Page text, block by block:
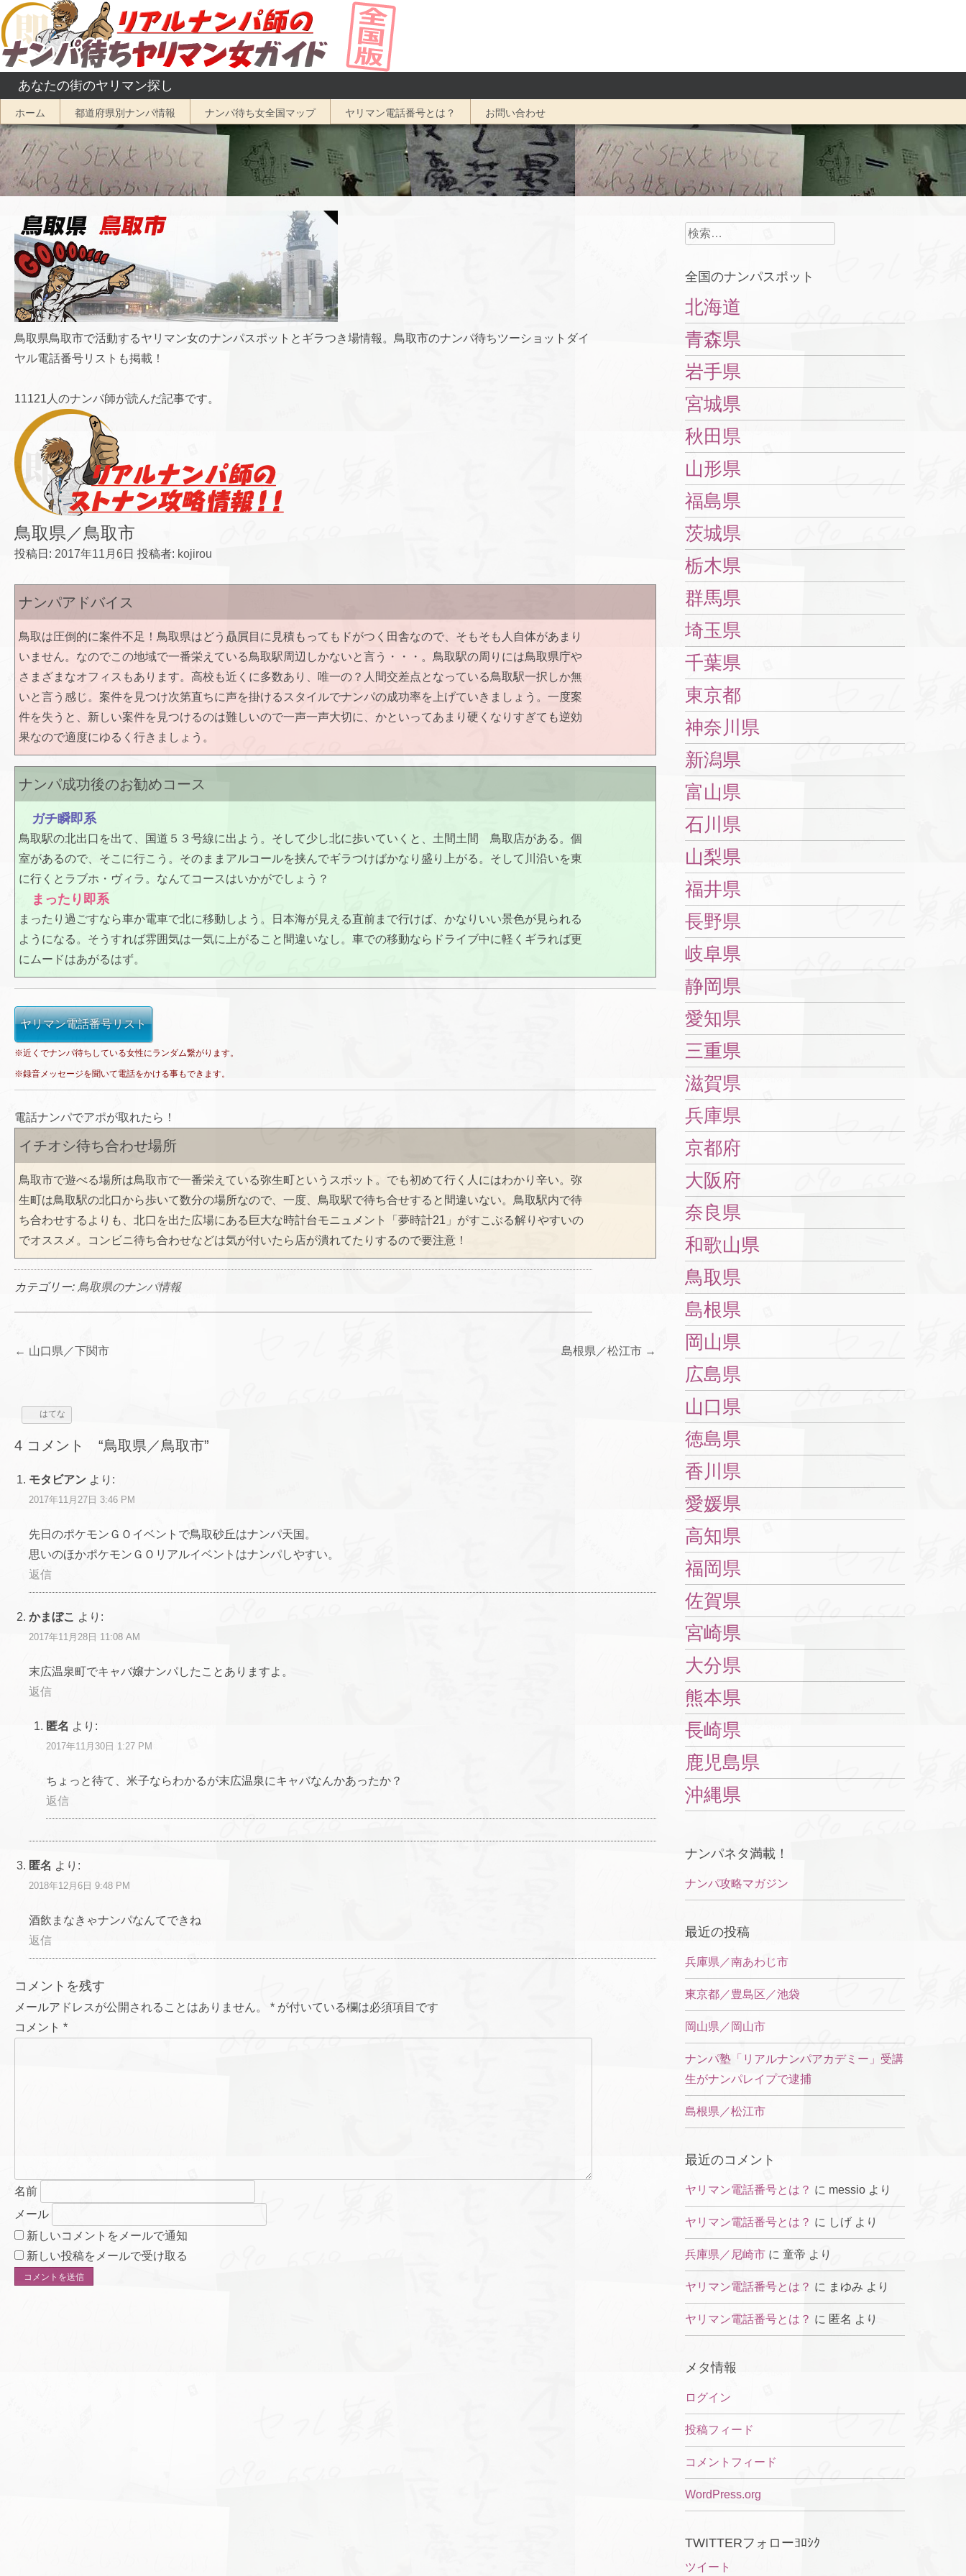
コ
ン
テ
ン
ス
キ
プ
あなたの街のヤリマン探し
ホーム 都道府県別ナンパ情報 ナンパ待ち女全国マップ ヤリマン電話番号とは？ お問い合わせ
鳥取県鳥取市で活動するヤリマン女のナンパスポットとギラつき場情報。鳥取市のナンパ待ちツーショットダイ
ヤル電話番号リストも掲載！
11121人のナンパ師が読んだ記事です。
鳥取県／鳥取市
投稿日: 2017年11月6日 投稿者: kojirou
ナンパアドバイス
鳥取は圧倒的に案件不足！鳥取県はどう贔屓目に見積もってもドがつく田舎なので、そもそも人自体があまり
いません。なのでこの地域で一番栄えている鳥取駅周辺しかないと言う・・・。鳥取駅の周りには鳥取県庁や
さまざまなオフィスもあります。高校も近くに多数あり、唯一の？人間交差点となっている鳥取駅一択しか無
いと言う感じ。案件を見つけ次第直ちに声を掛けるスタイルでナンパの成功率を上げていきましょう。一度案
件を失うと、新しい案件を見つけるのは難しいので一声一声大切に、かといってあまり硬くなりすぎても逆効
果なので適度にゆるく行きましょう。
ナンパ成功後のお勧めコース
ガチ瞬即系
鳥取駅の北出口を出て、国道５３号線に出よう。そして少し北に歩いていくと、土間土間 鳥取店がある。個
室があるので、そこに行こう。そのままアルコールを挟んでギラつけばかなり盛り上がる。そして川沿いを東
に行くとラブホ・ヴィラ。なんてコースはいかがでしょう？
まったり即系
まったり過ごすなら車か電車で北に移動しよう。日本海が見える直前まで行けば、かなりいい景色が見られる
ようになる。そうすれば雰囲気は一気に上がること間違いなし。車での移動ならドライブ中に軽くギラれば更
にムードはあがるはず。
ヤリマン電話番号リスト
※近くでナンパ待ちしている女性にランダム繋がります。
※録音メッセージを聞いて電話をかける事もできます。
電話ナンパでアポが取れたら！
イチオシ待ち合わせ場所
鳥取市で遊べる場所は鳥取市で一番栄えている弥生町というスポット。でも初めて行く人にはわかり辛い。弥
生町は鳥取駅の北口から歩いて数分の場所なので、一度、鳥取駅で待ち合せすると間違いない。鳥取駅内で待
ち合わせするよりも、北口を出た広場にある巨大な時計台モニュメント「夢時計21」がすこぶる解りやすいの
でオススメ。コンビニ待ち合わせなどは気が付いたら店が潰れてたりするので要注意！
カテゴリー: 鳥取県のナンパ情報
投
ゲ
シ
ョ
← 山口県／下関市 島根県／松江市 →
はてな
4 コメント “鳥取県／鳥取市”
モタビアン より:
2017年11月27日 3:46 PM
先日のポケモンＧＯイベントで鳥取砂丘はナンパ天国。
思いのほかポケモンＧＯリアルイベントはナンパしやすい。
返信
かまぼこ より:
2017年11月28日 11:08 AM
末広温泉町でキャバ嬢ナンパしたことありますよ。
返信
匿名 より:
2017年11月30日 1:27 PM
ちょっと待て、米子ならわかるが末広温泉にキャバなんかあったか？
返信
匿名 より:
2018年12月6日 9:48 PM
酒飲まなきゃナンパなんてできね
返信
コメントを残す
メールアドレスが公開されることはありません。 * が付いている欄は必須項目です
コメント *
名前
メール
新しいコメントをメールで通知
新しい投稿をメールで受け取る
検
全国のナンパスポット
北海道
青森県
岩手県
宮城県
秋田県
山形県
福島県
茨城県
栃木県
群馬県
埼玉県
千葉県
東京都
神奈川県
新潟県
富山県
石川県
山梨県
福井県
長野県
岐阜県
静岡県
愛知県
三重県
滋賀県
兵庫県
京都府
大阪府
奈良県
和歌山県
鳥取県
島根県
岡山県
広島県
山口県
徳島県
香川県
愛媛県
高知県
福岡県
佐賀県
宮崎県
大分県
熊本県
長崎県
鹿児島県
沖縄県
ナンパネタ満載！
ナンパ攻略マガジン
最近の投稿
兵庫県／南あわじ市
東京都／豊島区／池袋
岡山県／岡山市
ナンパ塾「リアルナンパアカデミー」受講
生がナンパレイプで逮捕
島根県／松江市
最近のコメント
ヤリマン電話番号とは？ に messioより
ヤリマン電話番号とは？ に しげより
兵庫県／尼崎市に 童帝 より
ヤリマン電話番号とは？ に まゆみ より
ヤリマン電話番号とは？ に 匿名 より
メタ情報
ログイン
投稿フィード
コメントフィード
WordPress.org
TWITTERフォローﾖﾛｼｸ
ツイート